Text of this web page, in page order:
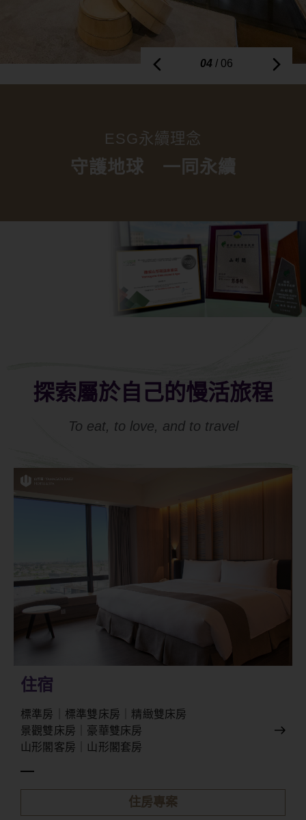
ESG永續理念
探索屬於自己的慢活旅程
住宿
標準房｜標準雙床房｜精緻雙床房
景觀雙床房｜豪華雙床房​
山形閣客房｜山形閣套房